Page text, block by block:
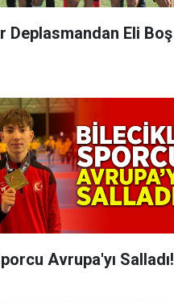
Deplasmandan Eli Boş
Avrupa'yı Salladı!